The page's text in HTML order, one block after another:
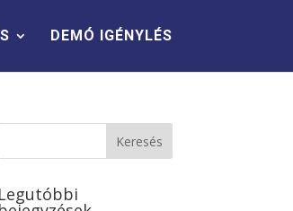
DEMÓ IGÉNYLÉS
Legutóbbi